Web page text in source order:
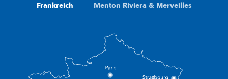
Frankreich Menton Riviera & Merveilles